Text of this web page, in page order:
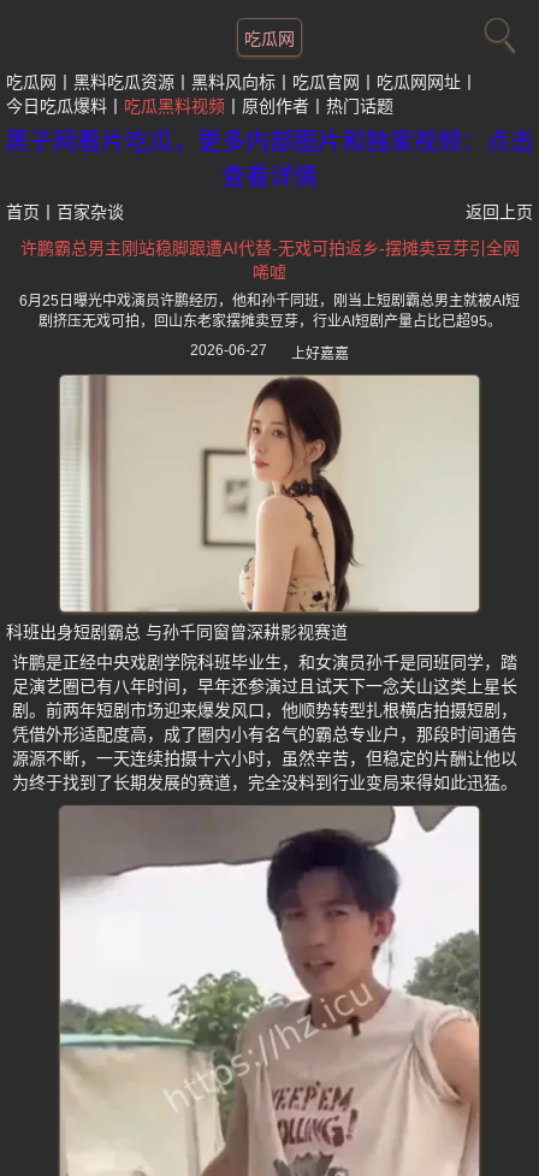
吃瓜网
吃瓜网 黑料吃瓜资源 黑料风向标 吃瓜官网
吃瓜网网址
今日吃瓜爆料
吃瓜黑料视频 原创作者 热门话题
黑子网看片吃瓜，更多内部图片和独家视频：点击
查看详情
首页 百家杂谈
返回上页
许鹏霸总男主刚站稳脚跟遭AI代替-无戏可拍返乡-摆摊卖豆芽引全网
唏嘘
6月25日曝光中戏演员许鹏经历，他和孙千同班，刚当上短剧霸总男主就被AI短
剧挤压无戏可拍，回山东老家摆摊卖豆芽，行业AI短剧产量占比已超95。
2026-06-27
上好嘉嘉
科班出身短剧霸总 与孙千同窗曾深耕影视赛道
许鹏是正经中央戏剧学院科班毕业生，和女演员孙千是同班同学，踏
足演艺圈已有八年时间，早年还参演过且试天下一念关山这类上星长
剧。前两年短剧市场迎来爆发风口，他顺势转型扎根横店拍摄短剧，
凭借外形适配度高，成了圈内小有名气的霸总专业户，那段时间通告
源源不断，一天连续拍摄十六小时，虽然辛苦，但稳定的片酬让他以
为终于找到了长期发展的赛道，完全没料到行业变局来得如此迅猛。